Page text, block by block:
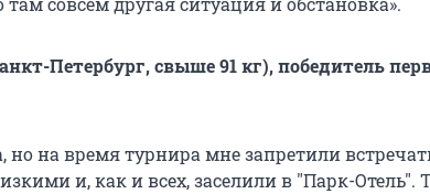
Петербург, свыше 91 кг), победитель
но на время турнира мне запретили
и, как и всех, заселили в "Парк-Отель".